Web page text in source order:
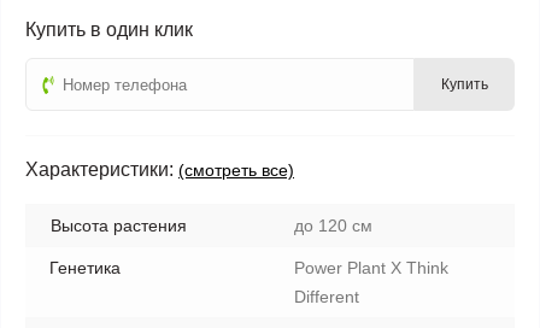
Купить в один клик
Купить
Характеристики: (смотреть все)
Высота растения до 120 см
Генетика
Power Plant X Think
Different